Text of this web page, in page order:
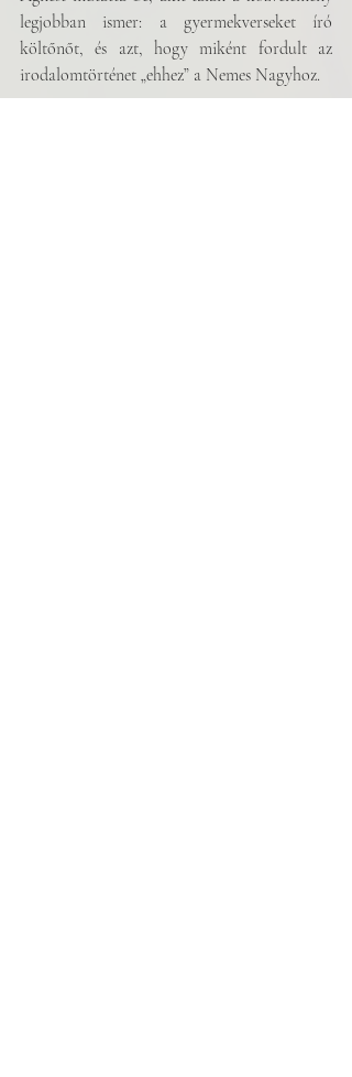
legjobban ismer: a gyermekverseket író
költőnőt, és azt, hogy miként fordult az
irodalomtörténet „ehhez” a Nemes Nagyhoz.